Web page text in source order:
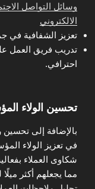
وسائل التواصل
الالكتروني
تعزيز الشفافية في
تدريب فريق العمل
احترافي.
تحسين الولاء
في تعزيز الولاء
شكاوى العملاء
مما يجعلهم أكثر